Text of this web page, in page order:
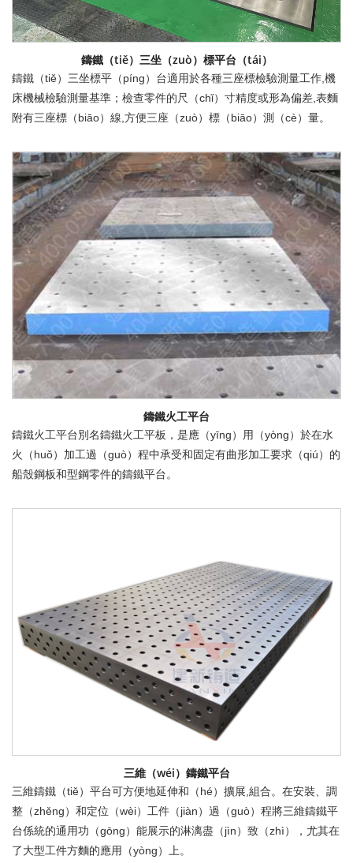
鑄鐵（tiě）三坐（zuò）標平台（tái）
鑄鐵（tiě）三坐標平（píng）台適用於各種三座標檢驗測量工作,機
床機械檢驗測量基準；檢查零件的尺（chǐ）寸精度或形為偏差,表麵
附有三座標（biāo）線,方便三座（zuò）標（biāo）測（cè）量。
鑄鐵火工平台
鑄鐵火工平台別名鑄鐵火工平板，是應（yīng）用（yòng）於在水
火（huǒ）加工過（guò）程中承受和固定有曲形加工要求（qiú）的
船殼鋼板和型鋼零件的鑄鐵平台。
三維（wéi）鑄鐵平台
三維鑄鐵（tiě）平台可方便地延伸和（hé）擴展,組合。在安裝、調
整（zhěng）和定位（wèi）工件（jiàn）過（guò）程將三維鑄鐵平
台係統的通用功（gōng）能展示的淋漓盡（jìn）致（zhì），尤其在
了大型工件方麵的應用（yòng）上。